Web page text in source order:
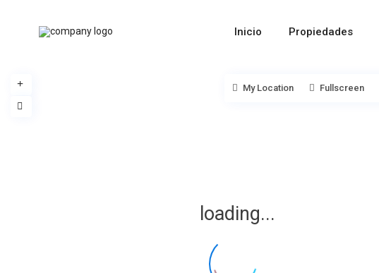
Inicio Propiedades
loading...
My Location Fullscreen